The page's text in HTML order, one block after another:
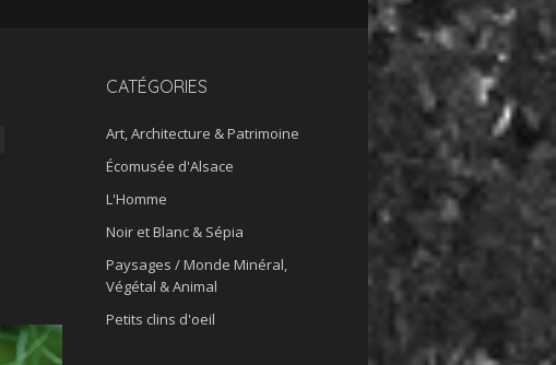
CATÉGORIES
Art, Architecture & Patrimoine
Écomusée d'Alsace
L'Homme
Noir et Blanc & Sépia
Paysages / Monde Minéral,
Végétal & Animal
Petits clins d'oeil